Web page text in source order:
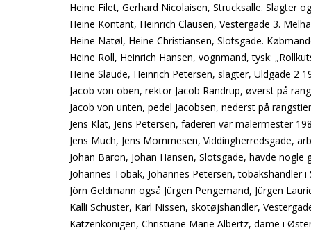
Heine Filet, Gerhard Nicolaisen, Strucksalle. Slagter
Heine Kontant, Heinrich Clausen, Vestergade 3.
Heine Natøl, Heine Christiansen, Slotsgade.
Heine Roll, Heinrich Hansen, vognmand, tysk:
Heine Slaude, Heinrich Petersen, slagter, Uldgade 2
Jacob von oben, rektor Jacob Randrup, øverst på
Jacob von unten, pedel Jacobsen, nederst på
Jens Klat, Jens Petersen, faderen var malermester
Jens Much, Jens Mommesen, Viddingherredsgade,
Johan Baron, Johan Hansen, Slotsgade, havde
Johannes Tobak, Johannes Petersen, tobakshandler
Jörn Geldmann også Jürgen Pengemand, Jürgen
Kalli Schuster, Karl Nissen, skotøjshandler,
Katzenkönigen, Christiane Marie Albertz, dame i